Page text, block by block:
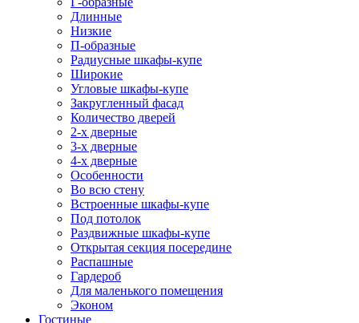
Длинные
Низкие
П-образные
Радиусные шкафы-купе
Широкие
Угловые шкафы-купе
Закругленный фасад
Количество дверей
2-х дверные
3-х дверные
4-х дверные
Особенности
Во всю стену
Встроенные шкафы-купе
Под потолок
Раздвижные шкафы-купе
Открытая секция посередине
Распашные
Гардероб
Для маленького помещения
Эконом
Гостиные